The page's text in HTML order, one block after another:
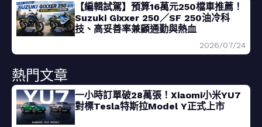
【編輯試駕】預算16萬元250檔車推薦！
Suzuki Gixxer 250／SF 250油冷科
技、高妥善率兼顧通勤與熱血
2026/07/24
熱門文章
一小時訂單破28萬張！Xiaomi小米YU7
對標Tesla特斯拉Model Y正式上市